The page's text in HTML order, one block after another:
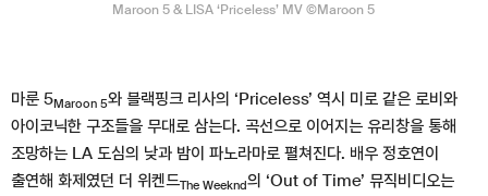
Maroon 5 & LISA ‘Priceless’ MV ©Maroon 5
마룬 5Maroon 5와 블랙핑크 리사의 ‘Priceless’ 역시 미로 같은 로비와
아이코닉한 구조들을 무대로 삼는다. 곡선으로 이어지는 유리창을 통해
조망하는 LA 도심의 낮과 밤이 파노라마로 펼쳐진다. 배우 정호연이
출연해 화제였던 더 위켄드The Weeknd의 ‘Out of Time’ 뮤직비디오는